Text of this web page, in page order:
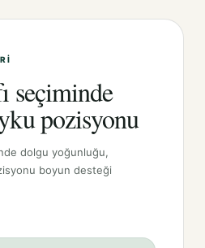
seçiminde
pozisyonu
dolgu yoğunluğu,
boyun desteği